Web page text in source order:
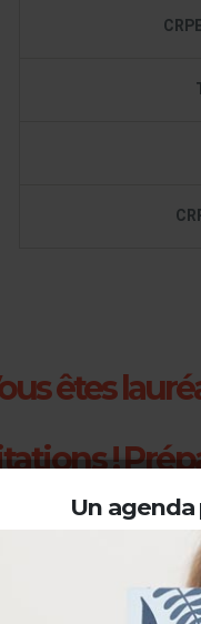
êtes
!
bord
Un